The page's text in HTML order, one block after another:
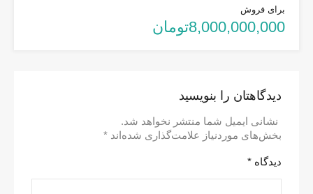
برای فروش
8,000,000,000تومان
دیدگاهتان را بنویسید
نشانی ایمیل شما منتشر نخواهد شد.
بخش‌های موردنیاز علامت‌گذاری شده‌اند *
دیدگاه *